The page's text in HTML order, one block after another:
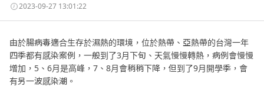
2023-09-27 13:01:22
由於腸病毒適合生存於濕熱的環境，位於熱帶、亞熱帶的台灣一年
四季都有感染案例，一般到了3月下旬、天氣慢慢轉熱，病例會慢慢
增加，5、6月是高峰，7、8月會稍稍下降，但到了9月開學季，會
有另一波感染潮。